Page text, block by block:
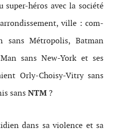
héros avec la société
ville : com­
sans Métrop­o­lis, Bat­man
sans New-York et ses
Orly-​Choisy-​Vitry sans
sans NTM ?
dans sa vio­lence et sa